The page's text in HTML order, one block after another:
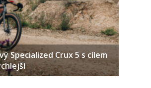
Specialized Crux 5 s cílem